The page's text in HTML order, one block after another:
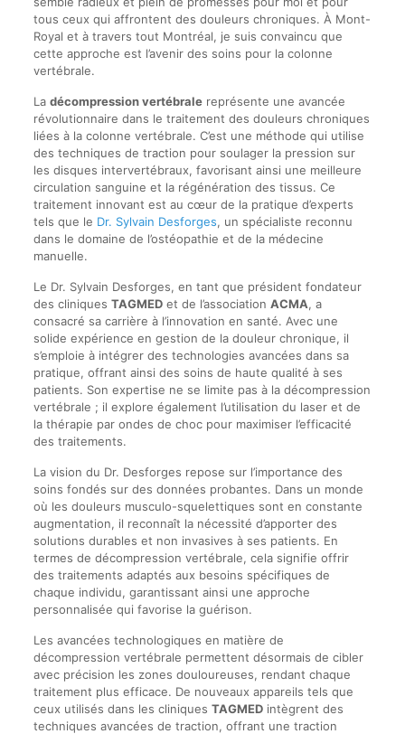
tous ceux qui affrontent des douleurs chroniques. À Mont-
Royal et à travers tout Montréal, je suis convaincu que
cette approche est l’avenir des soins pour la colonne
vertébrale.
La décompression vertébralereprésente une avancée
révolutionnaire dans le traitement des douleurs chroniques
liées à la colonne vertébrale. C’est une méthode qui utilise
des techniques de traction pour soulager la pression sur
les disques intervertébraux, favorisant ainsi une meilleure
circulation sanguine et la régénération des tissus. Ce
traitement innovant est au cœur de la pratique d’experts
tels que le Dr. Sylvain Desforges, un spécialiste reconnu
dans le domaine de l’ostéopathie et de la médecine
manuelle.
Le Dr. Sylvain Desforges, en tant que président fondateur
des cliniques TAGMEDet de l’association ACMA, a
consacré sa carrière à l’innovation en santé. Avec une
solide expérience en gestion de la douleur chronique, il
s’emploie à intégrer des technologies avancées dans sa
pratique, offrant ainsi des soins de haute qualité à ses
patients. Son expertise ne se limite pas à la décompression
vertébrale ; il explore également l’utilisation du laser et de
la thérapie par ondes de choc pour maximiser l’efficacité
des traitements.
La vision du Dr. Desforges repose sur l’importance des
soins fondés sur des données probantes. Dans un monde
où les douleurs musculo-squelettiques sont en constante
augmentation, il reconnaît la nécessité d’apporter des
solutions durables et non invasives à ses patients. En
termes de décompression vertébrale, cela signifie offrir
des traitements adaptés aux besoins spécifiques de
chaque individu, garantissant ainsi une approche
personnalisée qui favorise la guérison.
Les avancées technologiques en matière de
décompression vertébrale permettent désormais de cibler
avec précision les zones douloureuses, rendant chaque
traitement plus efficace. De nouveaux appareils tels que
ceux utilisés dans les cliniques TAGMEDintègrent des
techniques avancées de traction, offrant une traction